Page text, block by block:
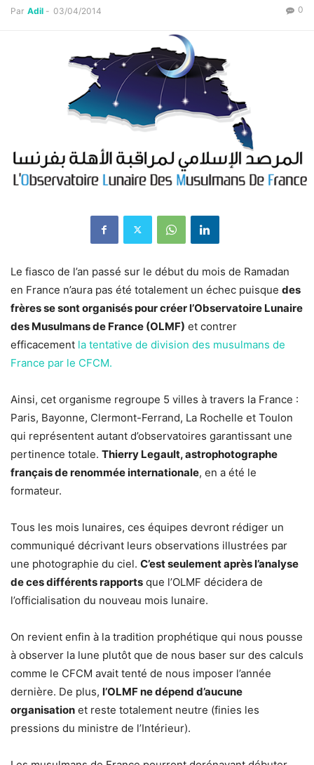
Par Adil - 03/04/2014 0
Le fiasco de l’an passé sur le début du mois de Ramadan
en France n’aura pas été totalement un échec puisque des
frères se sont organisés pour créer l’Observatoire Lunaire
des Musulmans de France (OLMF) et contrer
efficacement la tentative de division des musulmans de
France par le CFCM.
Ainsi, cet organisme regroupe 5 villes à travers la France :
Paris, Bayonne, Clermont-Ferrand, La Rochelle et Toulon
qui représentent autant d’observatoires garantissant une
pertinence totale. Thierry Legault, astrophotographe
français de renommée internationale, en a été le
formateur.
Tous les mois lunaires, ces équipes devront rédiger un
communiqué décrivant leurs observations illustrées par
une photographie du ciel. C’est seulement après l’analyse
de ces différents rapports que l’OLMF décidera de
l’officialisation du nouveau mois lunaire.
On revient enfin à la tradition prophétique qui nous pousse
à observer la lune plutôt que de nous baser sur des calculs
comme le CFCM avait tenté de nous imposer l’année
dernière. De plus, l’OLMF ne dépend d’aucune
organisation et reste totalement neutre (finies les
pressions du ministre de l’Intérieur).